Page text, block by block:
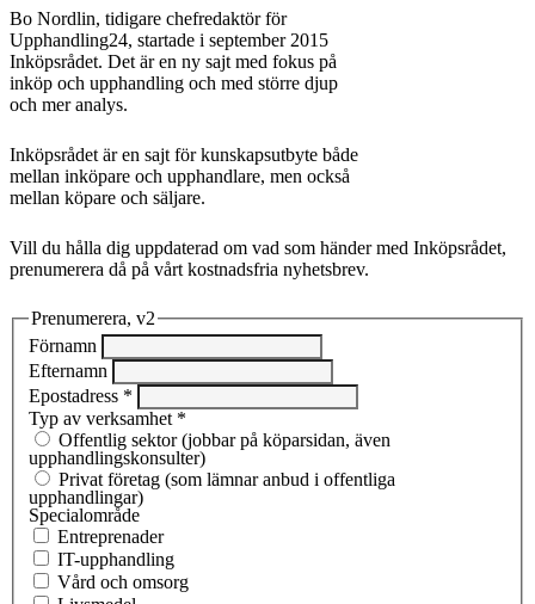
Bo Nordlin, tidigare chefredaktör för
Upphandling24, startade i september 2015
Inköpsrådet. Det är en ny sajt med fokus på
inköp och upphandling och med större djup
och mer analys.
Inköpsrådet är en sajt för kunskapsutbyte både
mellan inköpare och upphandlare, men också
mellan köpare och säljare.
Vill du hålla dig uppdaterad om vad som händer med Inköpsrådet,
prenumerera då på vårt kostnadsfria nyhetsbrev.
Prenumerera, v2
Förnamn
Efternamn
Epostadress *
Typ av verksamhet *
Offentlig sektor (jobbar på köparsidan, även
upphandlingskonsulter)
Privat företag (som lämnar anbud i offentliga
upphandlingar)
Specialområde
Entreprenad­er
IT-upphandling
Vård och omsorg